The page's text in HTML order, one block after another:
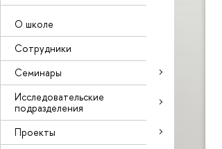
О школе
Сотрудники
Семинары
Исследовательские
подразделения
Проекты